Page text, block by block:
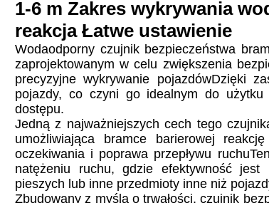
1-6 m Zakres wykrywania
reakcja Łatwe ustawienie
Wodaodporny czujnik bezpieczeństwa
zaprojektowanym w celu zwiększenia
precyzyjne wykrywanie pojazdówDzięki
pojazdy, co czyni go idealnym do użytku
dostępu.
Jedną z najważniejszych cech tego
umożliwiająca bramce barierowej
oczekiwania i poprawa przepływu
natężeniu ruchu, gdzie efektywność jest
pieszych lub inne przedmioty inne niż
Zbudowany z myślą o trwałości, czujnik